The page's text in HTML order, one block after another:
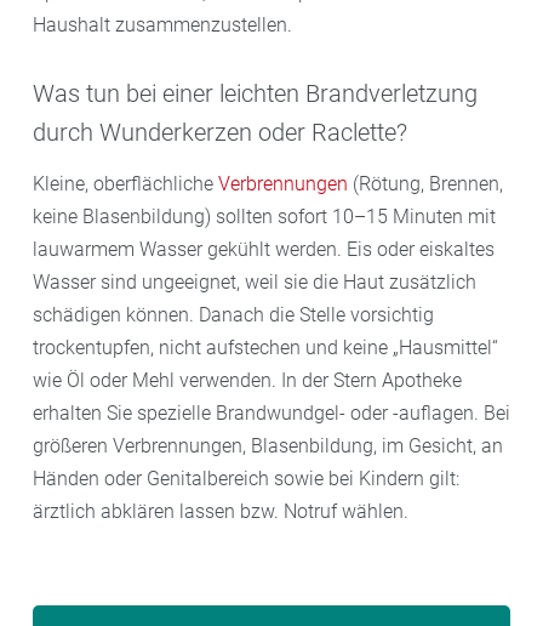
Haushalt zusammenzustellen.
Was tun bei einer leichten Brandverletzung
durch Wunderkerzen oder Raclette?
Kleine, oberflächliche Verbrennungen (Rötung, Brennen,
keine Blasenbildung) sollten sofort 10–15 Minuten mit
lauwarmem Wasser gekühlt werden. Eis oder eiskaltes
Wasser sind ungeeignet, weil sie die Haut zusätzlich
schädigen können. Danach die Stelle vorsichtig
trockentupfen, nicht aufstechen und keine „Hausmittel“
wie Öl oder Mehl verwenden. In der Stern Apotheke
erhalten Sie spezielle Brandwundgel- oder -auflagen. Bei
größeren Verbrennungen, Blasenbildung, im Gesicht, an
Händen oder Genitalbereich sowie bei Kindern gilt:
ärztlich abklären lassen bzw. Notruf wählen.